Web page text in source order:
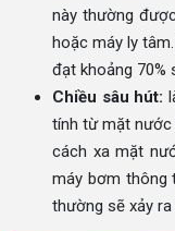
này thường
hoặc máy ly
đạt khoảng 70%
Chiều sâu hút:
tính từ mặt nước
cách xa mặt
máy bơm thông
thường sẽ xảy